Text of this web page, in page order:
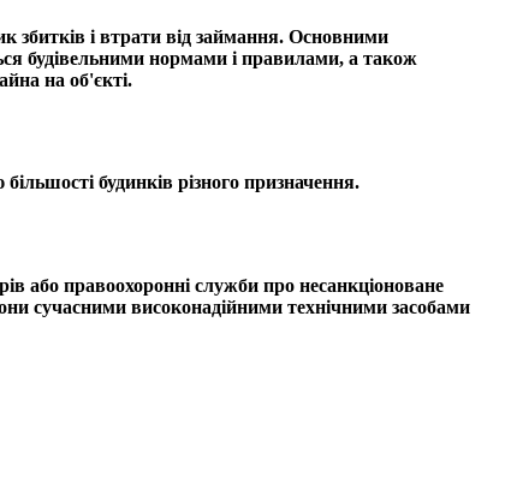
збитків і втрати від займання. Основними
будівельними нормами і правилами, а також
на об'єкті.
будинків різного призначення.
або правоохоронні служби про несанкціоноване
сучасними високонадійними технічними засобами